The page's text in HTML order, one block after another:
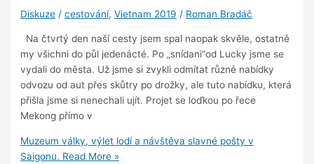
Diskuze /cestování,Vietnam 2019 / Roman Bradáč
Na čtvrtý den naší cesty jsem spal naopak skvěle, ostatně
my všichni do půl jedenácté. Po „snídani“od Lucky jsme se
vydali do města. Už jsme si zvykli odmítat různé nabídky
odvozu od aut přes skůtry po drožky, ale tuto nabídku, která
přišla jsme si nenechali ujít. Projet se loďkou po řece
Mekong přímo v
Muzeum války, výlet lodí a návštěva slavné pošty v
Saigonu. Read More »